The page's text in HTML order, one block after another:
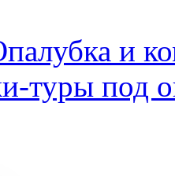
и
туры под